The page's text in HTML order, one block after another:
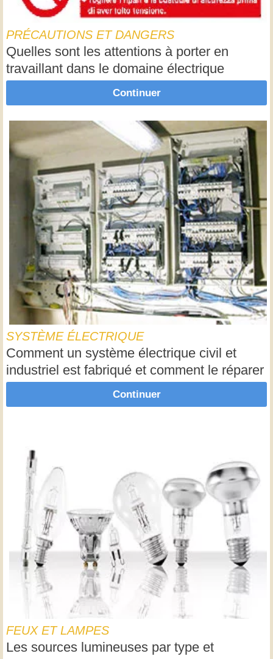
PRÉCAUTIONS ET DANGERS
Quelles sont les attentions à porter en
travaillant dans le domaine électrique
Continuer
SYSTÈME ÉLECTRIQUE
Comment un système électrique civil et
industriel est fabriqué et comment le réparer
Continuer
FEUX ET LAMPES
Les sources lumineuses par type et